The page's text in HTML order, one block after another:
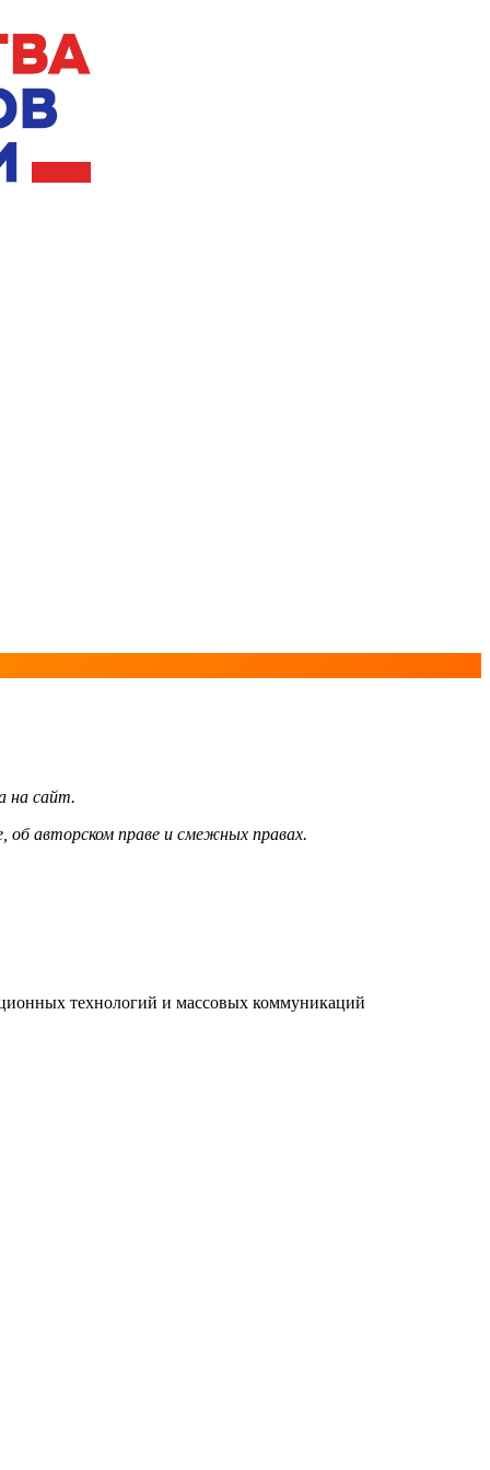
на сайт.
авторском праве и смежных правах.
технологий и массовых коммуникаций